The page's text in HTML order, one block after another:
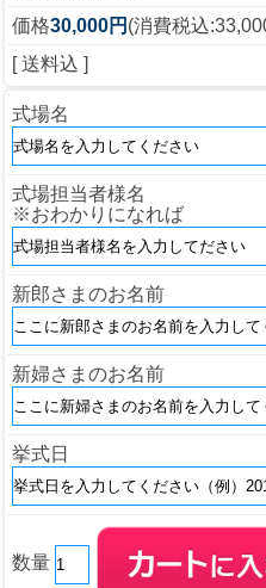
価格30,000円 (消費税込
[ 送料込 ]
式場名
式場担当者様名
※おわかりになれば
新郎さまのお名前
新婦さまのお名前
挙式日
数量